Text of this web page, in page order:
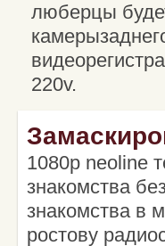
люберцы
220v.
1080p neoline
знакомства
знакомства в
ростову